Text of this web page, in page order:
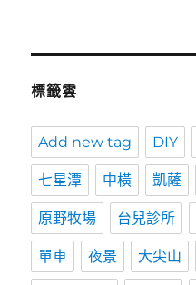
標籤雲
Add new tag DIY
七星潭 中橫 凱薩
原野牧場 台兒診所
單車 夜景 大尖山